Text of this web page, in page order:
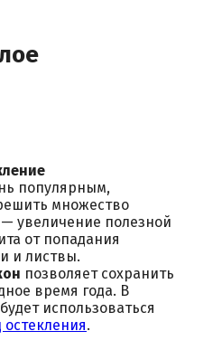
популярным,
множество
увеличение полезной
от попадания
и листвы.
позволяет сохранить
время года. В
использоваться
.